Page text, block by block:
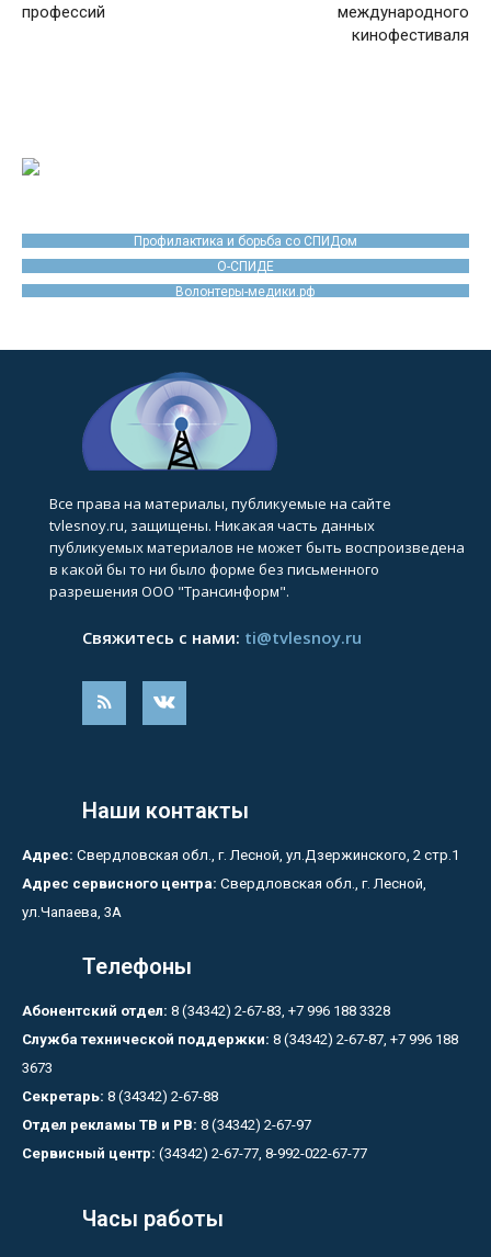
профессий
международного
кинофестиваля
Профилактика и борьба со СПИДом
О-СПИДЕ
Волонтеры-медики.рф
Все права на материалы, публикуемые на сайте
tvlesnoy.ru, защищены. Никакая часть данных
публикуемых материалов не может быть воспроизведена
в какой бы то ни было форме без письменного
разрешения ООО "Трансинформ".
Свяжитесь с нами: ti@tvlesnoy.ru
Наши контакты
Адрес: Свердловская обл., г. Лесной, ул.Дзержинского, 2 стр.1
Адрес сервисного центра: Свердловская обл., г. Лесной,
ул.Чапаева, 3А
Телефоны
Абонентский отдел: 8 (34342) 2-67-83, +7 996 188 3328
Служба технической поддержки: 8 (34342) 2-67-87, +7 996 188
3673
Секретарь: 8 (34342) 2-67-88
Отдел рекламы ТВ и РВ: 8 (34342) 2-67-97
Сервисный центр: (34342) 2-67-77, 8-992-022-67-77
Часы работы